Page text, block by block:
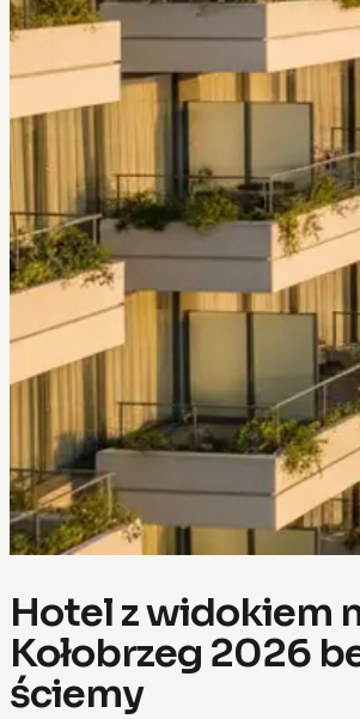
Hotel z widokiem
Kołobrzeg 2026
ściemy